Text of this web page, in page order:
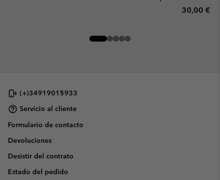
Regular
30,00 €
(+)34919015933
Servicio al cliente
Formulario de contacto
Devoluciones
Desistir del contrato
Estado del pedido